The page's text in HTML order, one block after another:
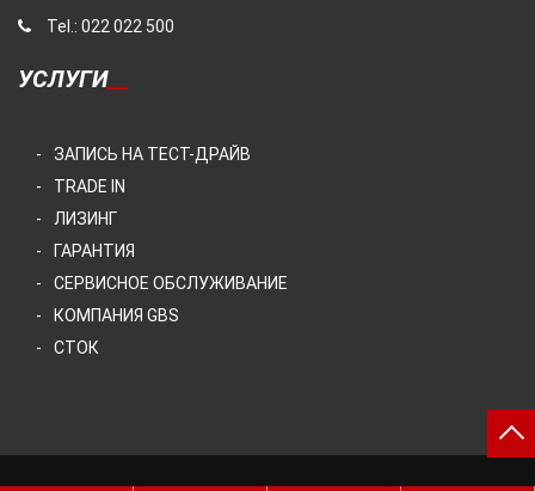
Tel.: 022 022 500
УСЛУГИ
ЗАПИСЬ НА ТЕСТ-ДРАЙВ
TRADE IN
ЛИЗИНГ
ГАРАНТИЯ
СЕРВИСНОЕ ОБСЛУЖИВАНИЕ
КОМПАНИЯ GBS
СТОК